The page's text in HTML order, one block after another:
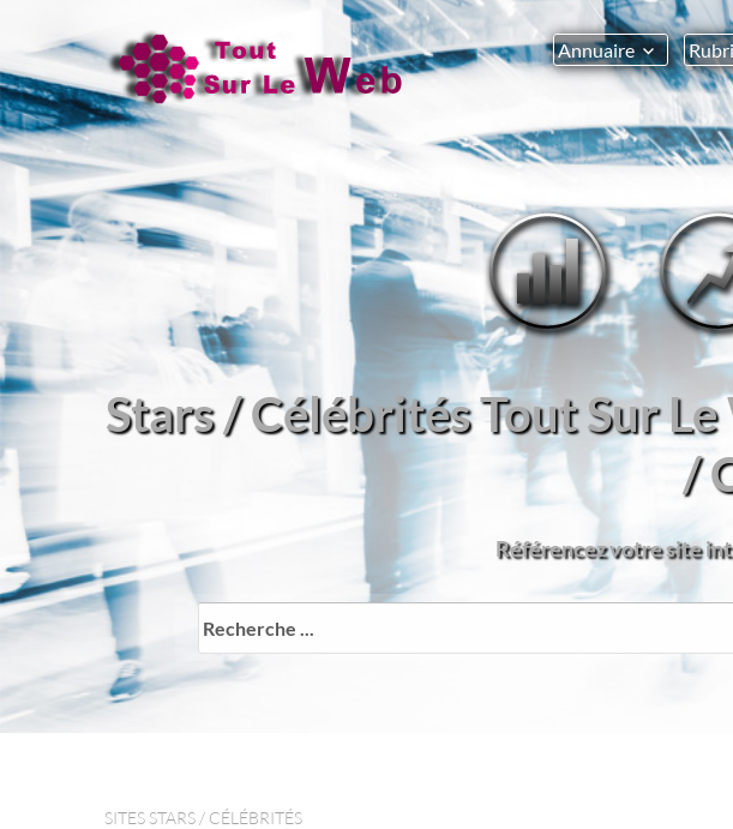
Annuaire
Stars / Célébrités Tout Sur
/
Référencez votre site
SITES STARS / CÉLÉBRITÉS